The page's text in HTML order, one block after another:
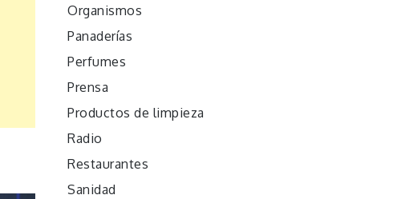
Organismos
Panaderías
Perfumes
Prensa
Productos de limpieza
Radio
Restaurantes
Sanidad